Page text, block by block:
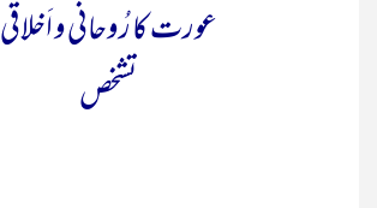
عورت کا رُوحانی و اَخلاقی
تشخص